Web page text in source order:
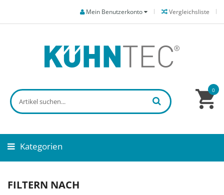
Vergleichsliste
Mein Benutzerkonto
0
Kategorien
FILTERN NACH